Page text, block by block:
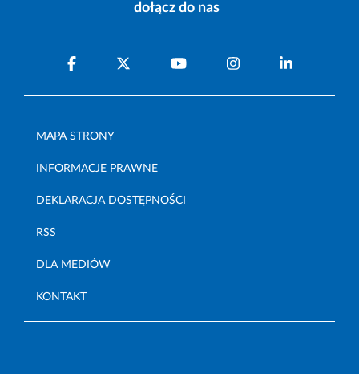
dołącz do nas
MAPA STRONY
INFORMACJE PRAWNE
DEKLARACJA DOSTĘPNOŚCI
RSS
DLA MEDIÓW
KONTAKT